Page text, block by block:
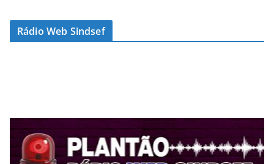
Rádio Web Sindsef